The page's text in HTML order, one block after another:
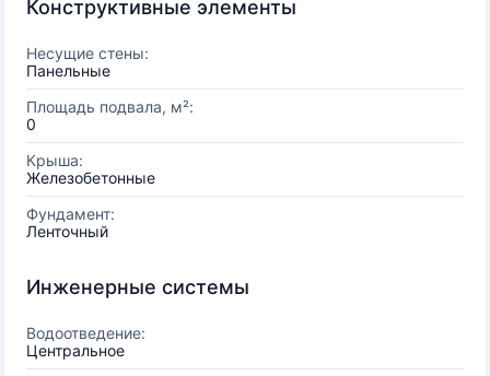
Конструктивные элементы
Несущие стены:
Панельные
Площадь подвала, м²:
0
Крыша:
Железобетонные
Фундамент:
Ленточный
Инженерные системы
Водоотведение:
Центральное